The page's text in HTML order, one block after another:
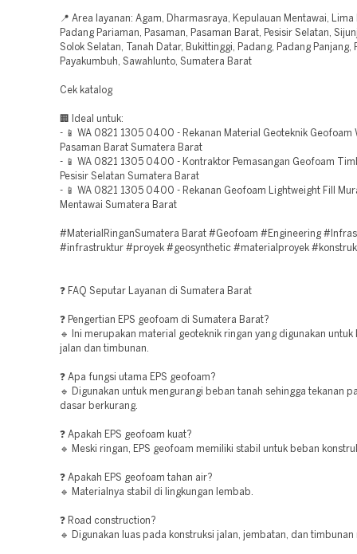
📍 Area layanan: Agam, Dharmasraya, Kepulauan Mentawai, Lima
Padang Pariaman, Pasaman, Pasaman Barat, Pesisir Selatan,
Solok Selatan, Tanah Datar, Bukittinggi, Padang, Padang Panjang,
Payakumbuh, Sawahlunto, Sumatera Barat
Cek katalog
🏢 Ideal untuk:
- 📱 WA 0821 1305 0400 - Rekanan Material Geoteknik Geofoam
Pasaman Barat Sumatera Barat
- 📱 WA 0821 1305 0400 - Kontraktor Pemasangan Geofoam
Pesisir Selatan Sumatera Barat
- 📱 WA 0821 1305 0400 - Rekanan Geofoam Lightweight Fill
Mentawai Sumatera Barat
#MaterialRinganSumatera Barat #Geofoam #Engineering
#infrastruktur #proyek #geosynthetic #materialproyek
❓ FAQ Seputar Layanan di Sumatera Barat
❓ Pengertian EPS geofoam di Sumatera Barat?
🔹 Ini merupakan material geoteknik ringan yang digunakan untuk
jalan dan timbunan.
❓ Apa fungsi utama EPS geofoam?
🔹 Digunakan untuk mengurangi beban tanah sehingga tekanan
dasar berkurang.
❓ Apakah EPS geofoam kuat?
🔹 Meski ringan, EPS geofoam memiliki stabil untuk beban
❓ Apakah EPS geofoam tahan air?
🔹 Materialnya stabil di lingkungan lembab.
❓ Road construction?
🔹 Digunakan luas pada konstruksi jalan, jembatan, dan timbunan